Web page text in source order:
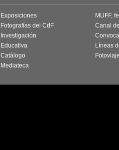
Exposiciones
Fotografías del CdF
Investigación
Educativa
Catálogo
Mediateca
MUFF,
Canal
Líneas